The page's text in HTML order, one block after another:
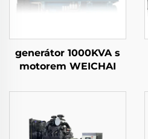
generátor 1000KVA s
motorem WEICHAI